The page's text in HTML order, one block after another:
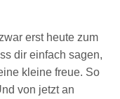
erst heute zum
dir einfach sagen,
kleine freue. So
von jetzt an